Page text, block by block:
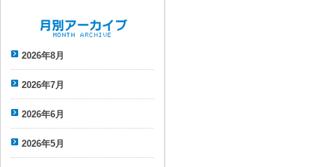
2026年8月
2026年7月
2026年6月
2026年5月